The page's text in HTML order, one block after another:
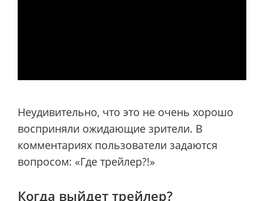
Неудивительно, что это не очень хорошо
восприняли ожидающие зрители. В
комментариях пользователи задаются
вопросом: «Где трейлер?!»
Когда выйдет трейлер?